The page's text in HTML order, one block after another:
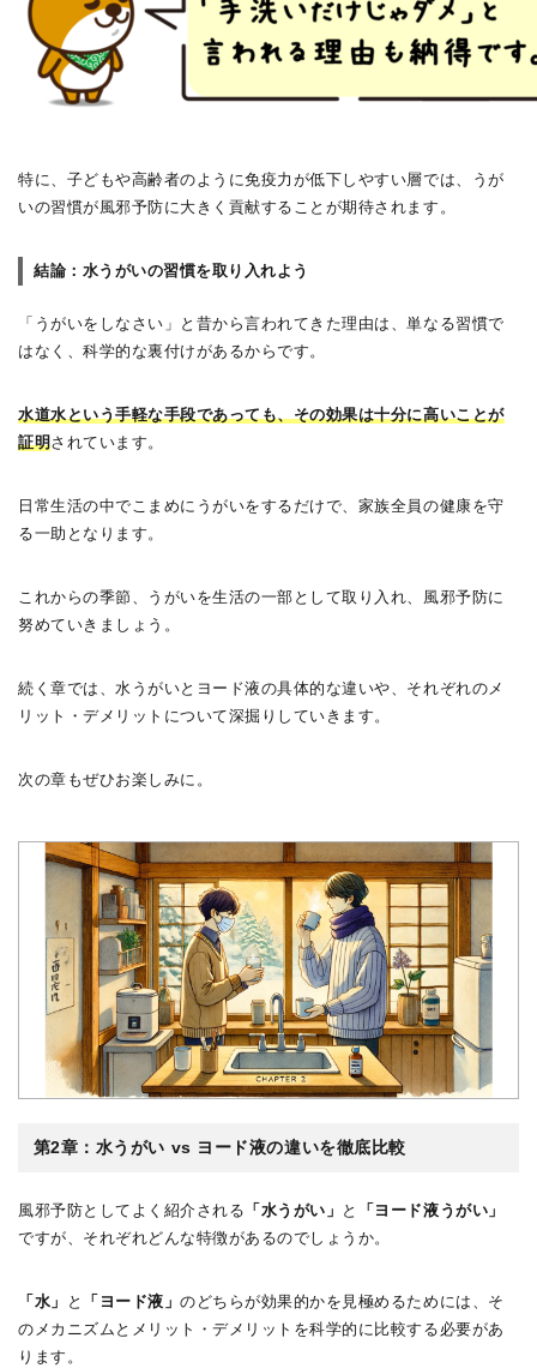
特に、子どもや高齢者のように免疫力が低下しやすい層では、うが
いの習慣が風邪予防に大きく貢献することが期待されます。
結論：水うがいの習慣を取り入れよう
「うがいをしなさい」と昔から言われてきた理由は、単なる習慣で
はなく、科学的な裏付けがあるからです。
水道水という手軽な手段であっても、その効果は十分に高いことが
証明されています。
日常生活の中でこまめにうがいをするだけで、家族全員の健康を守
る一助となります。
これからの季節、うがいを生活の一部として取り入れ、風邪予防に
努めていきましょう。
続く章では、水うがいとヨード液の具体的な違いや、それぞれのメ
リット・デメリットについて深掘りしていきます。
次の章もぜひお楽しみに。
第2章：水うがい vs ヨード液の違いを徹底比較
風邪予防としてよく紹介される 「水うがい」 と
「ヨード液うがい」
ですが、それぞれどんな特徴があるのでしょうか。
「水」 と 「ヨード液」のどちらが効果的かを見極めるためには、そ
のメカニズムとメリット・デメリットを科学的に比較する必要があ
ります。